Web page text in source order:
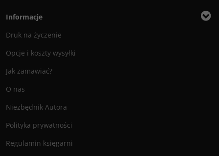
Informacje
Druk na życzenie
Opcje i koszty wysyłki
Jak zamawiać?
O nas
Niezbędnik Autora
Polityka prywatności
Regulamin księgarni